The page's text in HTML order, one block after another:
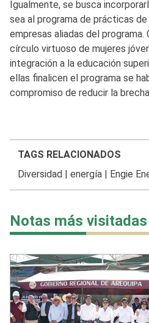
Igualmente, se busca
sea al programa de prácticas
empresas aliadas del programa.
círculo virtuoso de mujeres
integración a la educación
ellas finalicen el programa se
compromiso de reducir la
TAGS RELACIONADOS
Diversidad
energía| Engie
Notas más visitadas